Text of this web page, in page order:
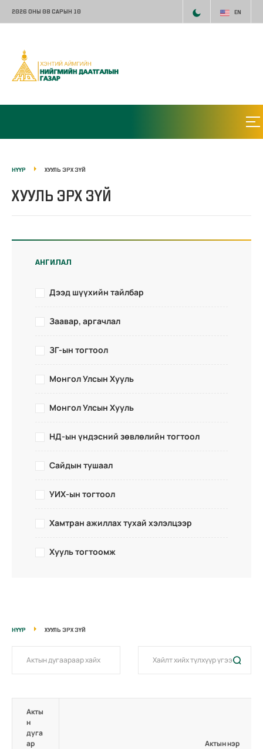
2026 ОНЫ 08 САРЫН 10 EN
НҮҮР ХУУЛЬ ЭРХ ЗҮЙ
ХУУЛЬ ЭРХ ЗҮЙ
АНГИЛАЛ
Дээд шүүхийн тайлбар
Заавар, аргачлал
ЗГ-ын тогтоол
Монгол Улсын Хууль
Монгол Улсын Хууль
НД-ын үндэсний зөвлөлийн тогтоол
Сайдын тушаал
УИХ-ын тогтоол
Хамтран ажиллах тухай хэлэлцээр
Хууль тогтоомж
НҮҮР ХУУЛЬ ЭРХ ЗҮЙ
Акты
н
дуга
ар
Актын нэр